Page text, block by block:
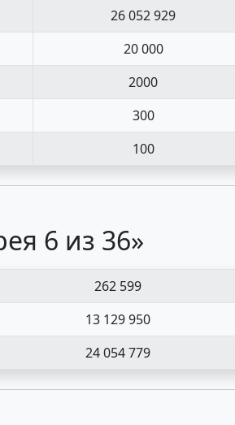
26 052 929
20 000
2000
300
100
6 из 36»
262 599
13 129 950
24 054 779